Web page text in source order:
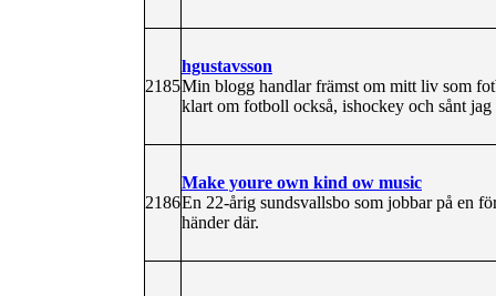
2185
hgustavsson
Min blogg handlar främst om mitt liv som
klart om fotboll också, ishockey och sånt
2186
Make youre own kind ow music
En 22-årig sundsvallsbo som jobbar på en
händer där.